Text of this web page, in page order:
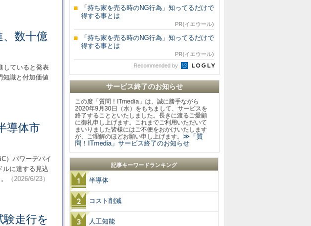
数十億
していると発表
知識と付加価値
導体市
）パワーデバイ
ルに達する見込
（2026/6/23）
走行を
「持ち家を売る時のNG行為」知ってるだけで
得する事とは
PR(イエウール)
「持ち家を売る時のNG行為」知ってるだけで
得する事とは
PR(イエウール)
Recommended by
サービス終了のお知らせ
この度「質問！ITmedia」は、誠に勝手ながら
2020年9月30日（水）をもちまして、サービスを
終了することといたしました。長きに渡るご愛顧
に御礼申し上げます。これまでご利用いただいて
まいりました皆様にはご不便をおかけいたします
が、ご理解のほどお願い申し上げます。 ≫「質
問！ITmedia」サービス終了のお知らせ
記事キーワードランキング
半導体
コスト削減
人工知能